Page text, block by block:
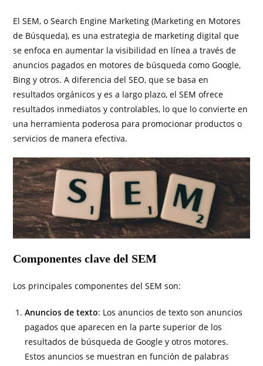
El SEM, o Search Engine Marketing (Marketing en Motores
de Búsqueda), es una estrategia de marketing digital que
se enfoca en aumentar la visibilidad en línea a través de
anuncios pagados en motores de búsqueda como Google,
Bing y otros. A diferencia del SEO, que se basa en
resultados orgánicos y es a largo plazo, el SEM ofrece
resultados inmediatos y controlables, lo que lo convierte en
una herramienta poderosa para promocionar productos o
servicios de manera efectiva.
Componentes clave del SEM
Los principales componentes del SEM son:
Anuncios de texto: Los anuncios de texto son anuncios
pagados que aparecen en la parte superior de los
resultados de búsqueda de Google y otros motores.
Estos anuncios se muestran en función de palabras